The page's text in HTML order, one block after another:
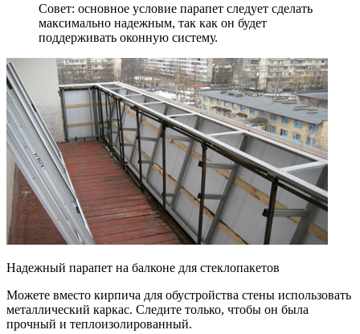
Совет: основное условие парапет следует сделать
максимально надежным, так как он будет
поддерживать оконную систему.
Надежный парапет на балконе для стеклопакетов
Можете вместо кирпича для обустройства стены использовать
металлический каркас. Следите только, чтобы он была
прочный и теплоизолированный.